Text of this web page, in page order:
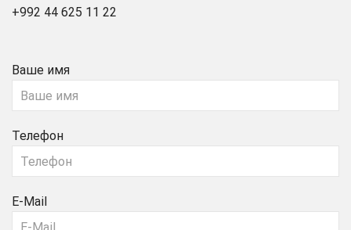
+992 44 625 11 22
Ваше имя
Телефон
E-Mail